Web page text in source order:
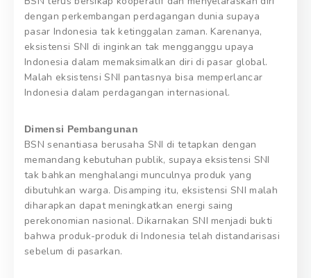
dengan perkembangan perdagangan dunia supaya
pasar Indonesia tak ketinggalan zaman. Karenanya,
eksistensi SNI di inginkan tak mengganggu upaya
Indonesia dalam memaksimalkan diri di pasar global.
Malah eksistensi SNI pantasnya bisa memperlancar
Indonesia dalam perdagangan internasional.
Dimensi Pembangunan
BSN senantiasa berusaha SNI di tetapkan dengan
memandang kebutuhan publik, supaya eksistensi SNI
tak bahkan menghalangi munculnya produk yang
dibutuhkan warga. Disamping itu, eksistensi SNI malah
diharapkan dapat meningkatkan energi saing
perekonomian nasional. Dikarnakan SNI menjadi bukti
bahwa produk-produk di Indonesia telah distandarisasi
sebelum di pasarkan.